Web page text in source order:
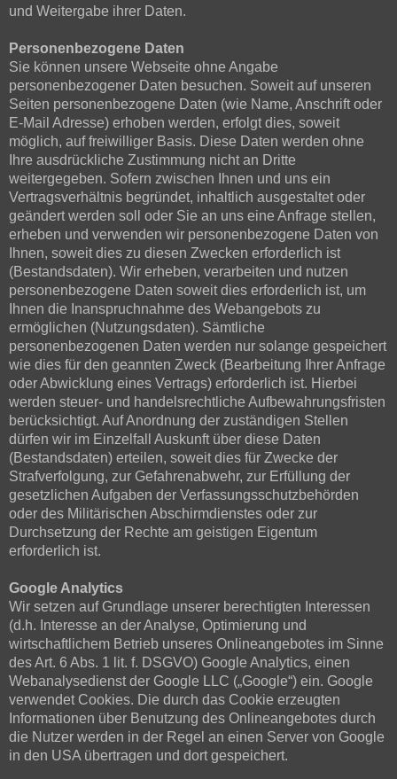
und Weitergabe ihrer Daten.
Personenbezogene Daten
Sie können unsere Webseite ohne Angabe
personenbezogener Daten besuchen. Soweit auf unseren
Seiten personenbezogene Daten (wie Name, Anschrift oder
E-Mail Adresse) erhoben werden, erfolgt dies, soweit
möglich, auf freiwilliger Basis. Diese Daten werden ohne
Ihre ausdrückliche Zustimmung nicht an Dritte
weitergegeben. Sofern zwischen Ihnen und uns ein
Vertragsverhältnis begründet, inhaltlich ausgestaltet oder
geändert werden soll oder Sie an uns eine Anfrage stellen,
erheben und verwenden wir personenbezogene Daten von
Ihnen, soweit dies zu diesen Zwecken erforderlich ist
(Bestandsdaten). Wir erheben, verarbeiten und nutzen
personenbezogene Daten soweit dies erforderlich ist, um
Ihnen die Inanspruchnahme des Webangebots zu
ermöglichen (Nutzungsdaten). Sämtliche
personenbezogenen Daten werden nur solange gespeichert
wie dies für den geannten Zweck (Bearbeitung Ihrer Anfrage
oder Abwicklung eines Vertrags) erforderlich ist. Hierbei
werden steuer- und handelsrechtliche Aufbewahrungsfristen
berücksichtigt. Auf Anordnung der zuständigen Stellen
dürfen wir im Einzelfall Auskunft über diese Daten
(Bestandsdaten) erteilen, soweit dies für Zwecke der
Strafverfolgung, zur Gefahrenabwehr, zur Erfüllung der
gesetzlichen Aufgaben der Verfassungsschutzbehörden
oder des Militärischen Abschirmdienstes oder zur
Durchsetzung der Rechte am geistigen Eigentum
erforderlich ist.
Google Analytics
Wir setzen auf Grundlage unserer berechtigten Interessen
(d.h. Interesse an der Analyse, Optimierung und
wirtschaftlichem Betrieb unseres Onlineangebotes im Sinne
des Art. 6 Abs. 1 lit. f. DSGVO) Google Analytics, einen
Webanalysedienst der Google LLC („Google“) ein. Google
verwendet Cookies. Die durch das Cookie erzeugten
Informationen über Benutzung des Onlineangebotes durch
die Nutzer werden in der Regel an einen Server von Google
in den USA übertragen und dort gespeichert.